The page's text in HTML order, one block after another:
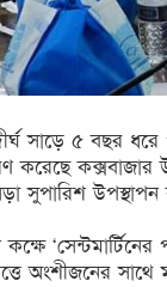
সাড়ে ৫ বছর ধরে
করেছে কক্সবাজার
সুপারিশ উপস্থাপন
‘সেন্টমার্টিনের
অংশীজনের সাথে